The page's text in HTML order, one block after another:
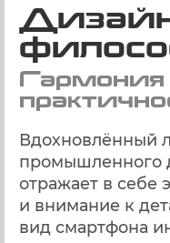
Гармония
Вдохновлённый
промышленного
отражает в себе
и внимание к
вид смартфона